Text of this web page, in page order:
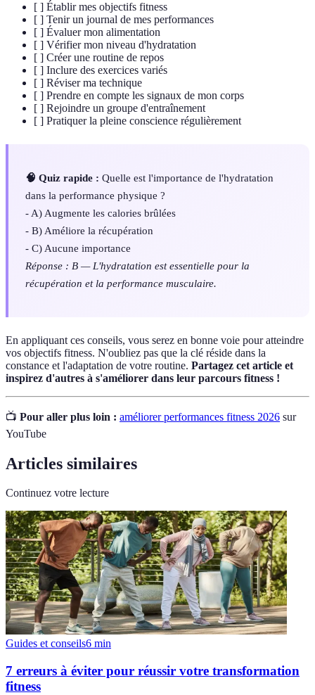
[ ] Établir mes objectifs fitness
[ ] Tenir un journal de mes performances
[ ] Évaluer mon alimentation
[ ] Vérifier mon niveau d'hydratation
[ ] Créer une routine de repos
[ ] Inclure des exercices variés
[ ] Réviser ma technique
[ ] Prendre en compte les signaux de mon corps
[ ] Rejoindre un groupe d'entraînement
[ ] Pratiquer la pleine conscience régulièrement
🧠 Quiz rapide : Quelle est l'importance de l'hydratation
dans la performance physique ?
- A) Augmente les calories brûlées
- B) Améliore la récupération
- C) Aucune importance
Réponse : B — L'hydratation est essentielle pour la
récupération et la performance musculaire.
En appliquant ces conseils, vous serez en bonne voie pour atteindre
vos objectifs fitness. N'oubliez pas que la clé réside dans la
constance et l'adaptation de votre routine. Partagez cet article et
inspirez d'autres à s'améliorer dans leur parcours fitness !
📺 Pour aller plus loin : améliorer performances fitness 2026 sur
YouTube
Articles similaires
Continuez votre lecture
Guides et conseils6 min
7 erreurs à éviter pour réussir votre transformation
fitness